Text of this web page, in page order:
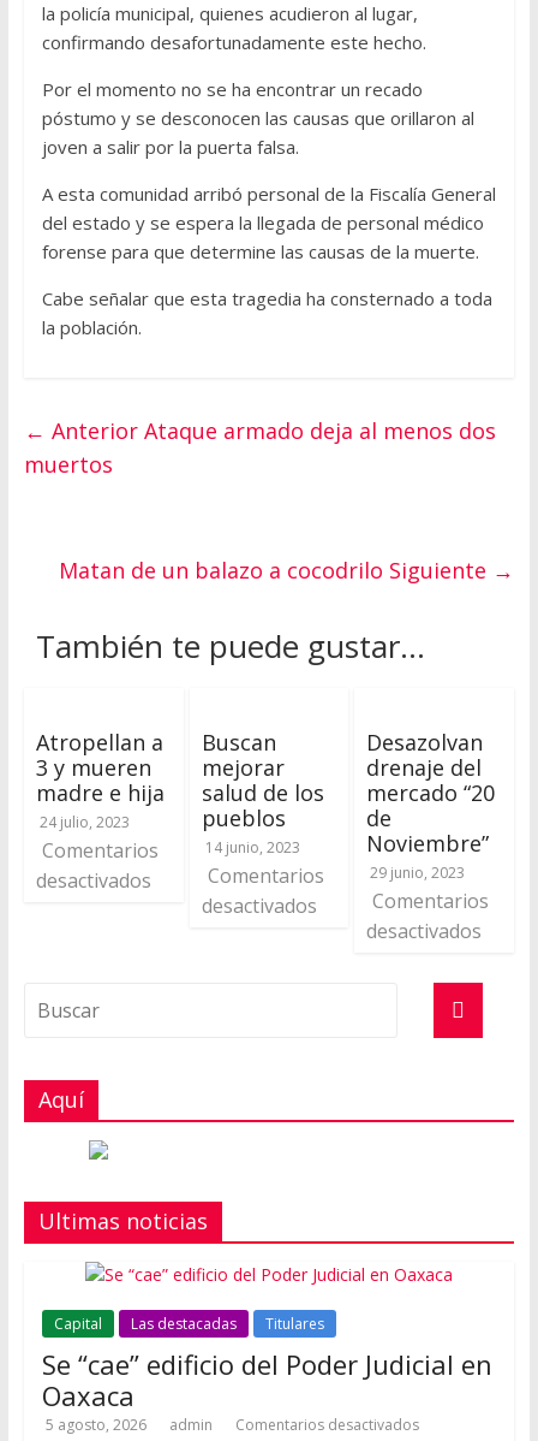
la policía municipal, quienes acudieron al lugar,
confirmando desafortunadamente este hecho.
Por el momento no se ha encontrar un recado
póstumo y se desconocen las causas que orillaron al
joven a salir por la puerta falsa.
A esta comunidad arribó personal de la Fiscalía General
del estado y se espera la llegada de personal médico
forense para que determine las causas de la muerte.
Cabe señalar que esta tragedia ha consternado a toda
la población.
← AnteriorAtaque armado deja al menos dos
muertos
Matan de un balazo a cocodrilo Siguiente →
También te puede gustar...
Atropellan a
3 y mueren
madre e hija
24 julio, 2023
Comentarios
desactivados
Buscan
mejorar
salud de los
pueblos
14 junio, 2023
Comentarios
desactivados
Desazolvan
drenaje del
mercado “20
de
Noviembre”
29 junio, 2023
Comentarios
desactivados
Aquí
Ultimas noticias
Capital Las destacadas Titulares
Se “cae” edificio del Poder Judicial en
Oaxaca
5 agosto, 2026 admin Comentarios desactivados